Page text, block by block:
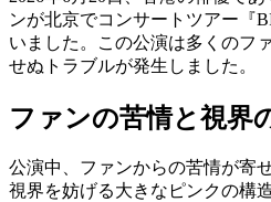
ンが北京でコンサートツアー『
いました。この公演は多くのフ
せぬトラブルが発生しました。
ファンの苦情と視界
公演中、ファンからの苦情が寄
視界を妨げる大きなピンクの構